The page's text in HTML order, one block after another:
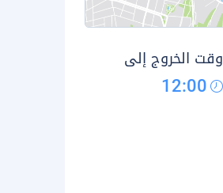
وقت الخروج إلى
12:00